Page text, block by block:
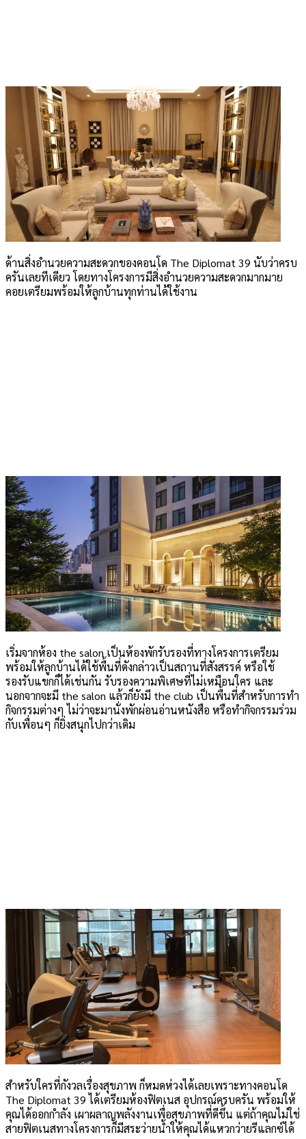
ด้านสิ่งอำนวยความสะดวกของคอนโด The Diplomat 39 นับว่าครบ
ครันเลยทีเดียว โดยทางโครงการมีสิ่งอำนวยความสะดวกมากมาย
คอยเตรียมพร้อมให้ลูกบ้านทุกท่านได้ใช้งาน
เริ่มจากห้อง the salon เป็นห้องพักรับรองที่ทางโครงการเตรียม
พร้อมให้ลูกบ้านได้ใช้พื้นที่ดังกล่าวเป็นสถานที่สังสรรค์ หรือใช้
รองรับแขกก็ได้เช่นกัน รับรองความพิเศษที่ไม่เหมือนใคร และ
นอกจากจะมี the salon แล้วก็ยังมี the club เป็นพื้นที่สำหรับการทำ
กิจกรรมต่างๆ ไม่ว่าจะมานั่งพักผ่อนอ่านหนังสือ หรือทำกิจกรรมร่วม
กับเพื่อนๆ ก็ยิ่งสนุกไปกว่าเดิม
สำหรับใครที่กังวลเรื่องสุขภาพ ก็หมดห่วงได้เลยเพราะทางคอนโด
The Diplomat 39 ได้เตรียมห้องฟิตเนส อุปกรณ์ครบครัน พร้อมให้
คุณได้ออกกำลัง เผาผลาญพลังงานเพื่อสุขภาพที่ดีขึ้น แต่ถ้าคุณไม่ใช่
สายฟิตเนสทางโครงการก็มีสระว่ายน้ำให้คุณได้แหวกว่ายรีแลกซ์ได้